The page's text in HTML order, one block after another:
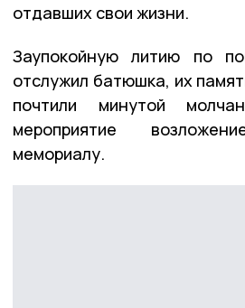
отдавших свои жизни.
Заупокойную литию по
отслужил батюшка, их
почтили минутой
мероприятие
мемориалу.